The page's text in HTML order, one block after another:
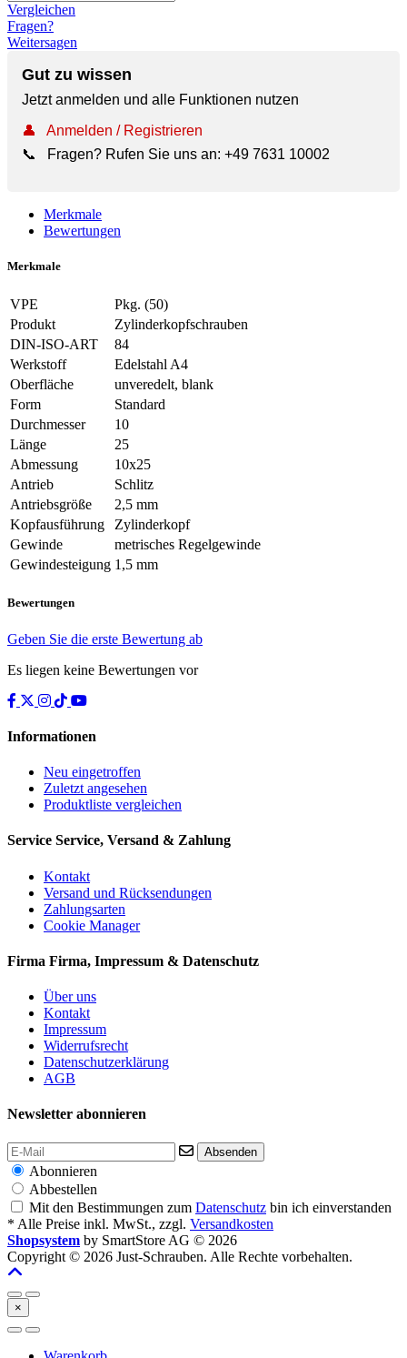
Vergleichen
Fragen?
Weitersagen
Gut zu wissen
Jetzt anmelden und alle Funktionen nutzen
👤
Anmelden / Registrieren
📞
Fragen? Rufen Sie uns an: +49 7631 10002
Merkmale
Bewertungen
Merkmale
VPE
Pkg. (50)
Produkt
Zylinderkopfschrauben
DIN-ISO-ART
84
Werkstoff
Edelstahl A4
Oberfläche
unveredelt, blank
Form
Standard
Durchmesser
10
Länge
25
Abmessung
10x25
Antrieb
Schlitz
Antriebsgröße
2,5 mm
Kopfausführung
Zylinderkopf
Gewinde
metrisches Regelgewinde
Gewindesteigung 1,5 mm
Bewertungen
Geben Sie die erste Bewertung ab
Es liegen keine Bewertungen vor
Informationen
Neu eingetroffen
Zuletzt angesehen
Produktliste vergleichen
Service Service, Versand & Zahlung
Kontakt
Versand und Rücksendungen
Zahlungsarten
Cookie Manager
Firma Firma, Impressum & Datenschutz
Über uns
Kontakt
Impressum
Widerrufsrecht
Datenschutzerklärung
AGB
Newsletter abonnieren
Absenden
Abonnieren
Abbestellen
Mit den Bestimmungen zum Datenschutz bin ich einverstanden
* Alle Preise inkl. MwSt., zzgl. Versandkosten
Shopsystem by SmartStore AG © 2026
Copyright © 2026 Just-Schrauben. Alle Rechte vorbehalten.
×